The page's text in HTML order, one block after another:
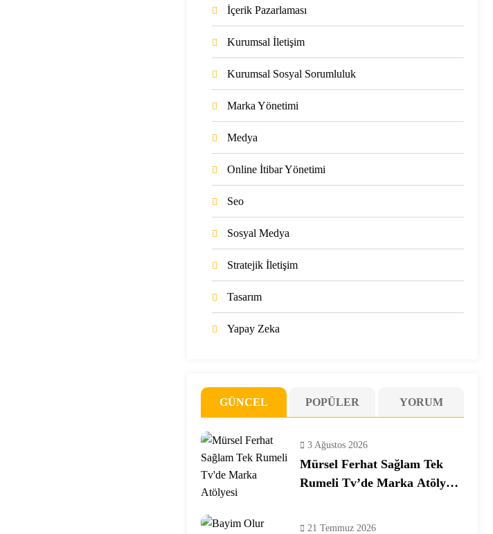
İçerik Pazarlaması
Kurumsal İletişim
Kurumsal Sosyal Sorumluluk
Marka Yönetimi
Medya
Online İtibar Yönetimi
Seo
Sosyal Medya
Stratejik İletişim
Tasarım
Yapay Zeka
GÜNCEL POPÜLER YORUM
3 Ağustos 2026
Mürsel Ferhat Sağlam Tek
Rumeli Tv’de Marka Atölyesi
21 Temmuz 2026